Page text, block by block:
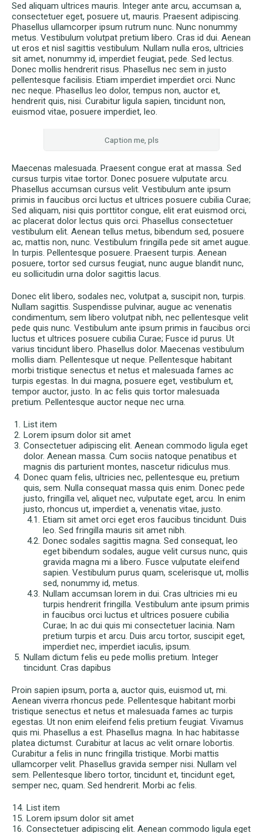
Sed aliquam ultrices mauris. Integer ante arcu, accumsan a,
consectetuer eget, posuere ut, mauris. Praesent adipiscing.
Phasellus ullamcorper ipsum rutrum nunc. Nunc nonummy
metus. Vestibulum volutpat pretium libero. Cras id dui. Aenean
ut eros et nisl sagittis vestibulum. Nullam nulla eros, ultricies
sit amet, nonummy id, imperdiet feugiat, pede. Sed lectus.
Donec mollis hendrerit risus. Phasellus nec sem in justo
pellentesque facilisis. Etiam imperdiet imperdiet orci. Nunc
nec neque. Phasellus leo dolor, tempus non, auctor et,
hendrerit quis, nisi. Curabitur ligula sapien, tincidunt non,
euismod vitae, posuere imperdiet, leo.
Caption me, pls
Maecenas malesuada. Praesent congue erat at massa. Sed
cursus turpis vitae tortor. Donec posuere vulputate arcu.
Phasellus accumsan cursus velit. Vestibulum ante ipsum
primis in faucibus orci luctus et ultrices posuere cubilia Curae;
Sed aliquam, nisi quis porttitor congue, elit erat euismod orci,
ac placerat dolor lectus quis orci. Phasellus consectetuer
vestibulum elit. Aenean tellus metus, bibendum sed, posuere
ac, mattis non, nunc. Vestibulum fringilla pede sit amet augue.
In turpis. Pellentesque posuere. Praesent turpis. Aenean
posuere, tortor sed cursus feugiat, nunc augue blandit nunc,
eu sollicitudin urna dolor sagittis lacus.
Donec elit libero, sodales nec, volutpat a, suscipit non, turpis.
Nullam sagittis. Suspendisse pulvinar, augue ac venenatis
condimentum, sem libero volutpat nibh, nec pellentesque velit
pede quis nunc. Vestibulum ante ipsum primis in faucibus orci
luctus et ultrices posuere cubilia Curae; Fusce id purus. Ut
varius tincidunt libero. Phasellus dolor. Maecenas vestibulum
mollis diam. Pellentesque ut neque. Pellentesque habitant
morbi tristique senectus et netus et malesuada fames ac
turpis egestas. In dui magna, posuere eget, vestibulum et,
tempor auctor, justo. In ac felis quis tortor malesuada
pretium. Pellentesque auctor neque nec urna.
List item
Lorem ipsum dolor sit amet
Consectetuer adipiscing elit. Aenean commodo ligula eget
dolor. Aenean massa. Cum sociis natoque penatibus et
magnis dis parturient montes, nascetur ridiculus mus.
Donec quam felis, ultricies nec, pellentesque eu, pretium
quis, sem. Nulla consequat massa quis enim. Donec pede
justo, fringilla vel, aliquet nec, vulputate eget, arcu. In enim
justo, rhoncus ut, imperdiet a, venenatis vitae, justo.
Etiam sit amet orci eget eros faucibus tincidunt. Duis
leo. Sed fringilla mauris sit amet nibh.
Donec sodales sagittis magna. Sed consequat, leo
eget bibendum sodales, augue velit cursus nunc, quis
gravida magna mi a libero. Fusce vulputate eleifend
sapien. Vestibulum purus quam, scelerisque ut, mollis
sed, nonummy id, metus.
Nullam accumsan lorem in dui. Cras ultricies mi eu
turpis hendrerit fringilla. Vestibulum ante ipsum primis
in faucibus orci luctus et ultrices posuere cubilia
Curae; In ac dui quis mi consectetuer lacinia. Nam
pretium turpis et arcu. Duis arcu tortor, suscipit eget,
imperdiet nec, imperdiet iaculis, ipsum.
Nullam dictum felis eu pede mollis pretium. Integer
tincidunt. Cras dapibus
Proin sapien ipsum, porta a, auctor quis, euismod ut, mi.
Aenean viverra rhoncus pede. Pellentesque habitant morbi
tristique senectus et netus et malesuada fames ac turpis
egestas. Ut non enim eleifend felis pretium feugiat. Vivamus
quis mi. Phasellus a est. Phasellus magna. In hac habitasse
platea dictumst. Curabitur at lacus ac velit ornare lobortis.
Curabitur a felis in nunc fringilla tristique. Morbi mattis
ullamcorper velit. Phasellus gravida semper nisi. Nullam vel
sem. Pellentesque libero tortor, tincidunt et, tincidunt eget,
semper nec, quam. Sed hendrerit. Morbi ac felis.
List item
Lorem ipsum dolor sit amet
Consectetuer adipiscing elit. Aenean commodo ligula eget